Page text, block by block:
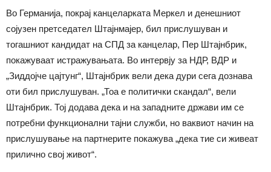
Во Германија, покрај канцеларката Меркел и денешниот
сојузен претседател Штајнмајер, бил прислушуван и
тогашниот кандидат на СПД за канцелар, Пер Штајнбрик,
покажуваат истражувањата. Во интервју за НДР, ВДР и
„Зиддојче цајтунг“, Штајнбрик вели дека дури сега дознава
оти бил прислушуван. „Тоа е политички скандал“, вели
Штајнбрик. Тој додава дека и на западните држави им се
потребни функционални тајни служби, но ваквиот начин на
прислушување на партнерите покажува „дека тие си живеат
прилично свој живот“.